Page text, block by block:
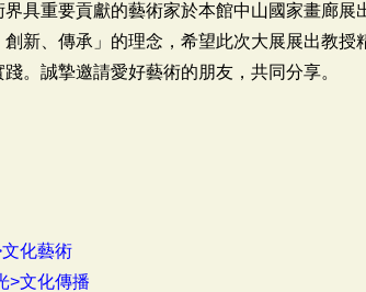
具重要貢獻的藝術家於本館中山國家畫廊
創新、傳承」的理念，希望此次大展展出教
。誠摯邀請愛好藝術的朋友，共同分享。
化藝術
>文化傳播